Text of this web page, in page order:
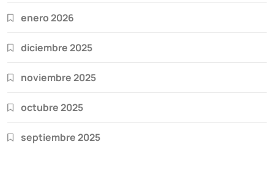
enero 2026
diciembre 2025
noviembre 2025
octubre 2025
septiembre 2025